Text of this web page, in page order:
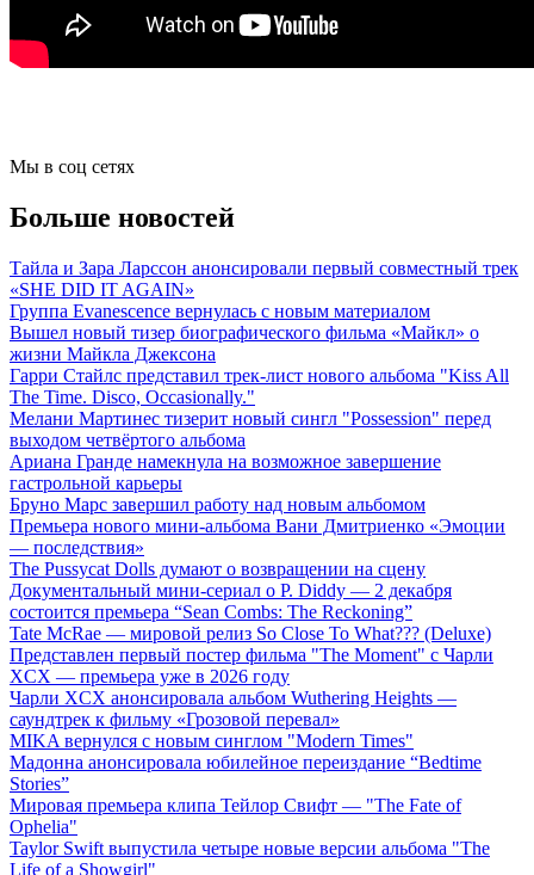
Мы в соц сетях
Больше новостей
Тайла и Зара Ларссон анонсировали первый совместный трек
«SHE DID IT AGAIN»
Группа Evanescence вернулась с новым материалом
Вышел новый тизер биографического фильма «Майкл» о
жизни Майкла Джексона
Гарри Стайлс представил трек-лист нового альбома "Kiss All
The Time. Disco, Occasionally."
Мелани Мартинес тизерит новый сингл "Possession" перед
выходом четвёртого альбома
Ариана Гранде намекнула на возможное завершение
гастрольной карьеры
Бруно Марс завершил работу над новым альбомом
Премьера нового мини-альбома Вани Дмитриенко «Эмоции
— последствия»
The Pussycat Dolls думают о возвращении на сцену
Документальный мини-сериал о P. Diddy — 2 декабря
состоится премьера “Sean Combs: The Reckoning”
Tate McRae — мировой релиз So Close To What??? (Deluxe)
Представлен первый постер фильма "The Moment" с Чарли
XCX — премьера уже в 2026 году
Чарли XCX анонсировала альбом Wuthering Heights —
саундтрек к фильму «Грозовой перевал»
MIKA вернулся с новым синглом "Modern Times"
Мадонна анонсировала юбилейное переиздание “Bedtime
Stories”
Мировая премьера клипа Тейлор Свифт — "The Fate of
Ophelia"
Taylor Swift выпустила четыре новые версии альбома "The
Life of a Showgirl"